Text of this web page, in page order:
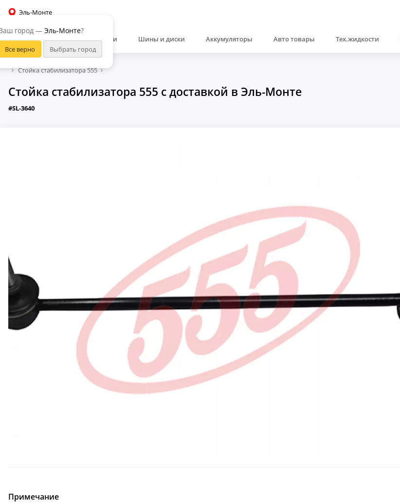
Эль-Монте
город — Эль-Монте?
Автозапчасти Шины и диски Аккумуляторы Авто товары Тех.жидкости
Стойка стабилизатора 555
Стойка стабилизатора 555 с доставкой в Эль-Монте
#SL-3640
Примечание